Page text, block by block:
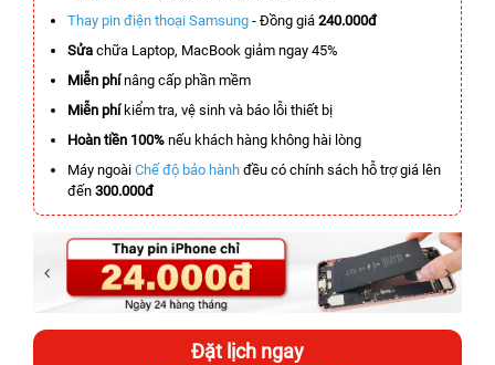
Thay pin điện thoại Samsung - Đồng giá 240.000đ
Sửa chữa Laptop, MacBook giảm ngay 45%
Miễn phínâng cấp phần mềm
Miễn phíkiểm tra, vệ sinh và báo lỗi thiết bị
Hoàn tiền 100% nếu khách hàng không hài lòng
Máy ngoài Chế độ bảo hành đều có chính sách hỗ trợ giá lên
đến 300.000đ
Đặt lịch ngay